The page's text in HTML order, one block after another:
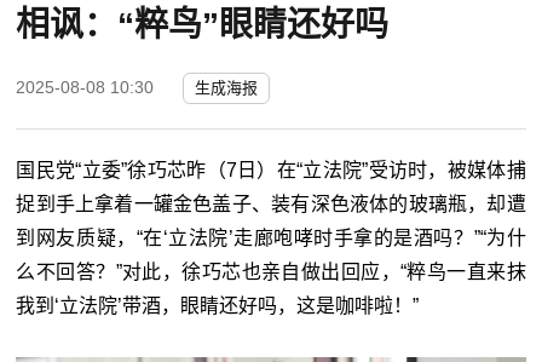
相讽：“粹鸟”眼睛还好吗
2025-08-08 10:30 生成海报
国民党“立委”徐巧芯昨（7日）在“立法院”受访时，被媒体捕
捉到手上拿着一罐金色盖子、装有深色液体的玻璃瓶，却遭
到网友质疑，“在‘立法院’走廊咆哮时手拿的是酒吗？”“为什
么不回答？”对此，徐巧芯也亲自做出回应，“粹鸟一直来抹
我到‘立法院’带酒，眼睛还好吗，这是咖啡啦！”